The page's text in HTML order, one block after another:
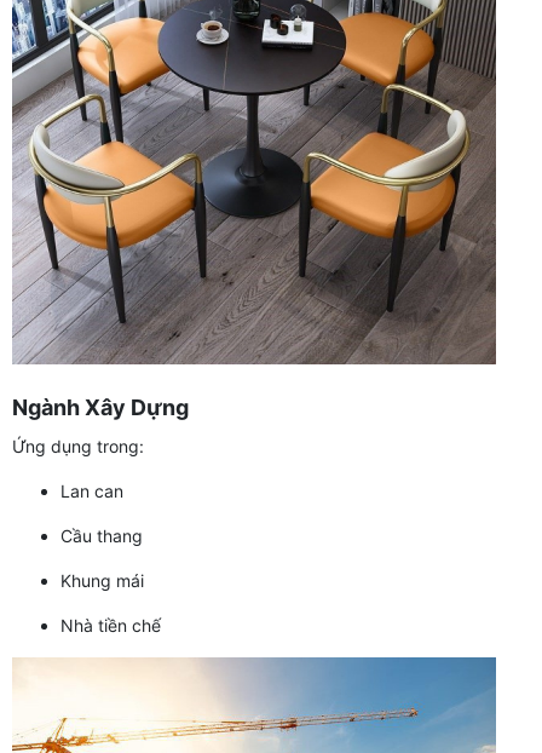
Ngành Xây Dựng
Ứng dụng trong:
Lan can
Cầu thang
Khung mái
Nhà tiền chế